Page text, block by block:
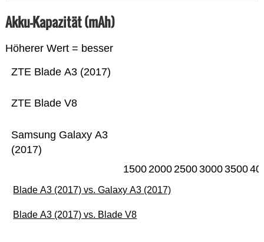
Akku-Kapazität (mAh)
Höherer Wert = besser
Samsung Galaxy A3
(2017)
ZTE Blade V8
ZTE Blade A3 (2017)
15002000250030003500
Blade A3 (2017) vs. Galaxy A3 (2017)
Blade A3 (2017) vs. Blade V8